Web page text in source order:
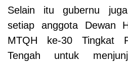
Selain itu gubernu
setiap anggota Dewan
MTQH ke-30 Tingkat
Tengah untuk